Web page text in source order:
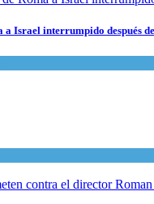
Israel interrumpido después